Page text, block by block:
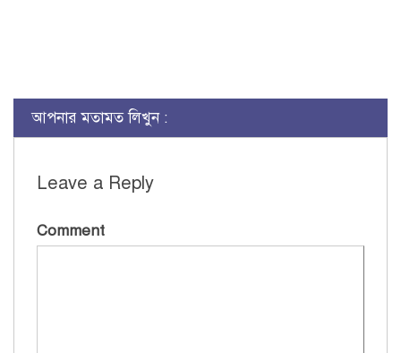
আপনার মতামত লিখুন :
Leave a Reply
Comment